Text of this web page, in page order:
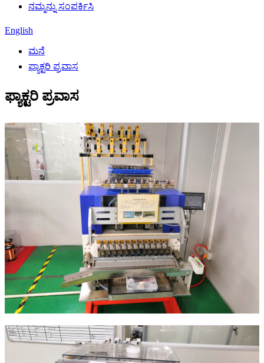
ನಮ್ಮನ್ನು ಸಂಪರ್ಕಿಸಿ
English
ಮನೆ
ಫ್ಯಾಕ್ಟರಿ ಪ್ರವಾಸ
ಫ್ಯಾಕ್ಟರಿ ಪ್ರವಾಸ